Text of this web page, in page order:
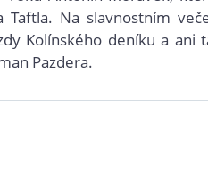
Taftla. Na slavnostním
Kolínského deníku a ani
Pazdera.